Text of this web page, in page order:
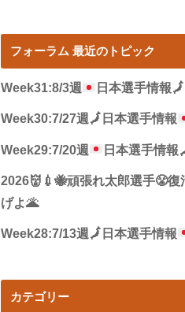
フォーラム 最近のトピック
Week31:8/3週 日本選手情報🗾
Week30:7/27週🗾 日本選手情報
Week29:7/20週 日本選手情報
2026👹💉🐝頑張れ太郎選手😤復
げよ🌋
Week28:7/13週 🗾 日本選手情報
カテゴリー